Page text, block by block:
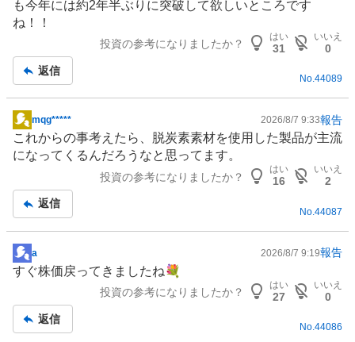
も今年には約2年半ぶりに突破して欲しいところです
ね！！
投資の参考になりましたか？
はい
31
いいえ
0
返信
No.44089
掲
示
板
mqg***** 2026/8/7 9:33報告
これからの事考えたら、脱炭素素材を使用した製品が主流
になってくるんだろうなと思ってます。
投資の参考になりましたか？
はい
16
いいえ
2
返信
No. 44087
掲
示
事
a 2026/8/7 9:19報告
すぐ株価戻ってきましたね💐
投資の参考になりましたか？
はい
27
いいえ
0
返信
No.44086